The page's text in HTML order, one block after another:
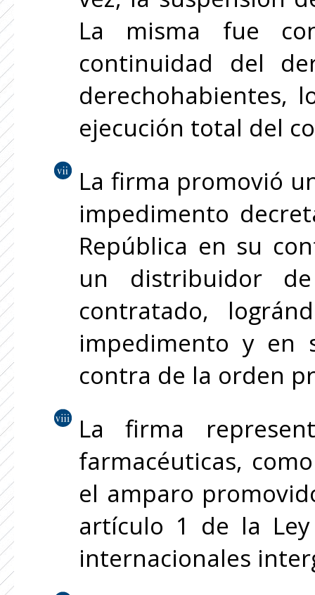
La misma fue
continuidad del
derechohabientes,
ejecución total del
La firma promovió
impedimento
República en su
un distribuidor
contratado,
impedimento y en
contra de la orden
La firma
farmacéuticas,
el amparo
artículo 1 de la
internacionales